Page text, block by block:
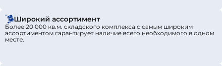
Широкий ассортимент
Более 20 000 кв.м. складского комплекса с самым широким
ассортиментом гарантирует наличие всего необходимого в одном
месте.